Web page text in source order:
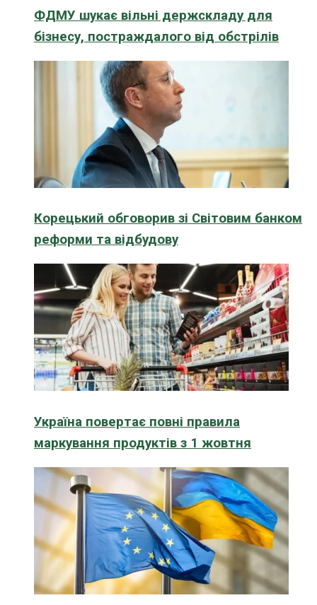
ФДМУ шукає вільні держскладу для
бізнесу, постраждалого від обстрілів
Корецький обговорив зі Світовим банком
реформи та відбудову
Україна повертає повні правила
маркування продуктів з 1 жовтня